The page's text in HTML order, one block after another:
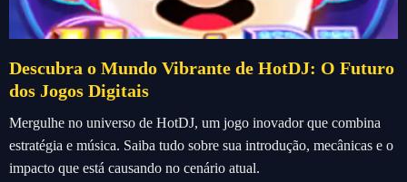
Descubra o Mundo Vibrante de HotDJ: O Futuro
dos Jogos Digitais
Mergulhe no universo de HotDJ, um jogo inovador que combina
estratégia e música. Saiba tudo sobre sua introdução, mecânicas e o
impacto que está causando no cenário atual.